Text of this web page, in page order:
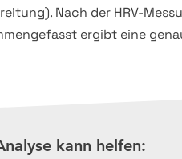
Nach der HRV-
ergibt eine
kann helfen: